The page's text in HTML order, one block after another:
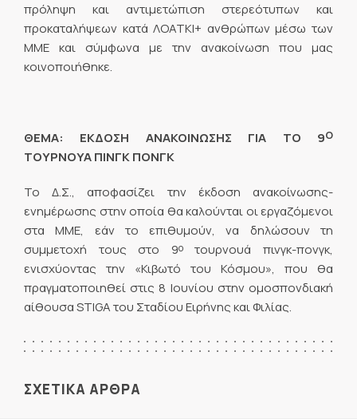
πρόληψη και αντιμετώπιση στερεότυπων και
προκαταλήψεων κατά ΛΟΑΤΚΙ+ ανθρώπων μέσω των
ΜΜΕ και σύμφωνα με την ανακοίνωση που μας
κοινοποιήθηκε.
ΘΕΜΑ: ΕΚΔΟΣΗ ΑΝΑΚΟΙΝΩΣΗΣ ΓΙΑ ΤΟ 9Ο
ΤΟΥΡΝΟΥΑ ΠΙΝΓΚ ΠΟΝΓΚ
Το Δ.Σ., αποφασίζει την έκδοση ανακοίνωσης-
ενημέρωσης στην οποία θα καλούνται οι εργαζόμενοι
στα ΜΜΕ, εάν το επιθυμούν, να δηλώσουν τη
συμμετοχή τους στο 9οτουρνουά πινγκ-πονγκ,
ενισχύοντας την «Κιβωτό του Κόσμου», που θα
πραγματοποιηθεί στις 8 Ιουνίου στην ομοσπονδιακή
αίθουσα STIGA του Σταδίου Ειρήνης και Φιλίας.
ΣΧΕΤΙΚΑ ΑΡΘΡΑ